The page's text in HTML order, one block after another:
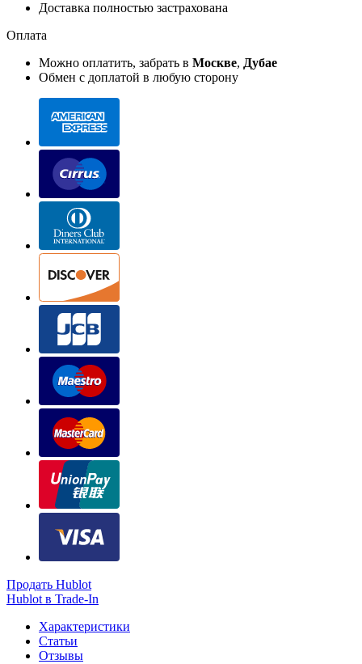
Доставка полностью застрахована
Оплата
Можно оплатить, забрать в Москве, Дубае
Обмен с доплатой в любую сторону
Продать Hublot
Hublot в Trade-In
Характеристики
Статьи
Отзывы